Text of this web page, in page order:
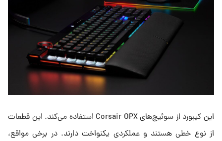
این کیبورد از سوئیچ‌های Corsair OPX استفاده می‌کند. این قطعات
از نوع خطی هستند و عملکردی یکنواخت دارند. در برخی مواقع،